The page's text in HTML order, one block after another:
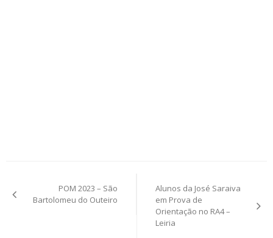
navigation
POM 2023 – São
Bartolomeu do Outeiro
Alunos da José Saraiva
em Prova de
Orientação no RA4 –
Leiria